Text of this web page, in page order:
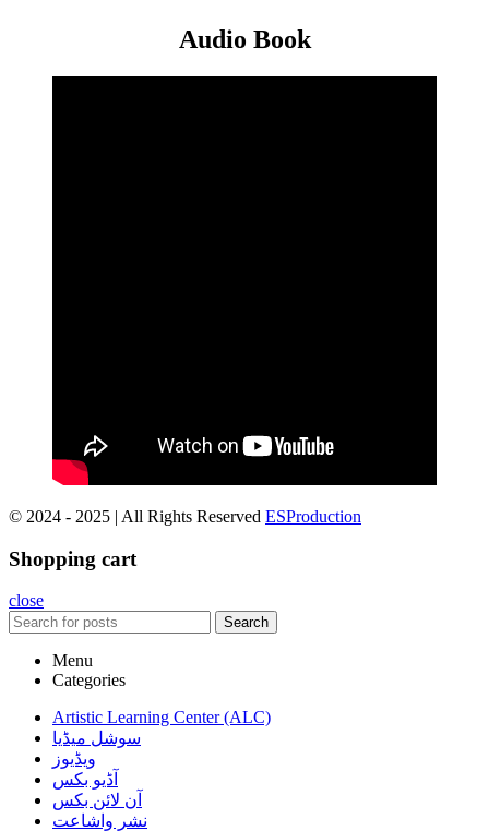
Audio Book
© 2024 - 2025 | All Rights Reserved ESProduction
Shopping cart
close
Search
Menu
Categories
Artistic Learning Center (ALC)
سوشل میڈیا
ویڈیوز
آڈیو بکس
آن لائن بکس
نشر واشاعت